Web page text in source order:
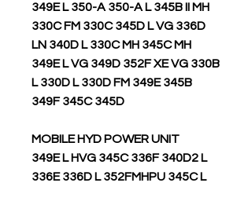
349E L 350-A 350-A L 345B II MH
330C FM 330C 345D L VG 336D
LN 340D L 330C MH 345C MH
349E L VG 349D 352F XE VG 330B
L 330D L 330D FM 349E 345B
349F 345C 345D
MOBILE HYD POWER UNIT
349E L HVG 345C 336F 340D2 L
336E 336D L 352FMHPU 345C L